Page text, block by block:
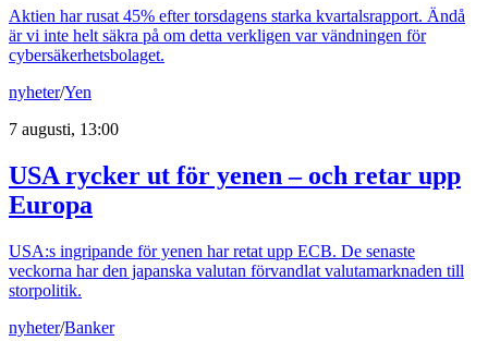
Aktien har rusat 45% efter torsdagens starka kvartalsrapport. Ändå
är vi inte helt säkra på om detta verkligen var vändningen för
cybersäkerhetsbolaget.
nyheter/Yen
7 augusti, 13:00
USA rycker ut för yenen – och retar upp
Europa
USA:s ingripande för yenen har retat upp ECB. De senaste
veckorna har den japanska valutan förvandlat valutamarknaden till
storpolitik.
nyheter/Banker